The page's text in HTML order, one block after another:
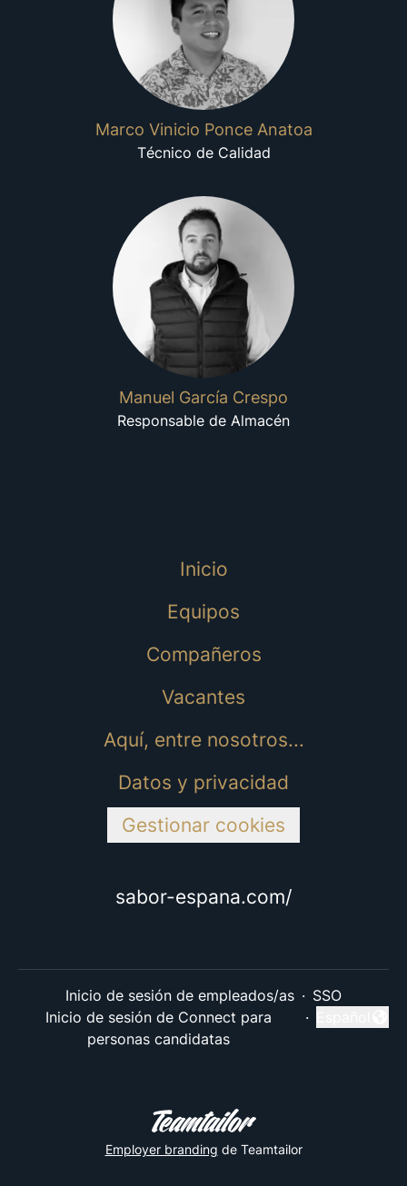
Marco Vinicio Ponce Anatoa
Técnico de Calidad
Manuel García Crespo
Responsable de Almacén
Inicio
Equipos
Compañeros
Vacantes
Aquí, entre nosotros...
Datos y privacidad
Gestionar cookies
sabor-espana.com/
Inicio de sesión de empleados/as · SSO
Inicio de sesión de Connect para
personas candidatas
·
Cambiar
Employer branding de Teamtailor